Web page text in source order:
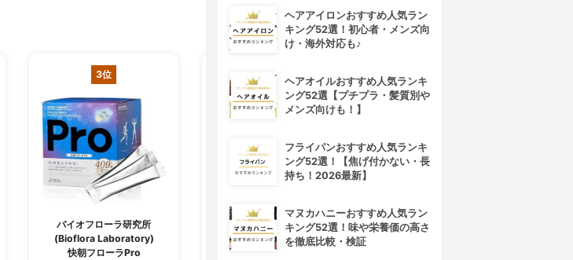
3位
バイオフローラ研究所
(Bioflora Laboratory)
快朝フローラPro
4位
DHC(ディーエイチシー)
1兆個の乳酸菌ゼリー
ヘアアイロンおすすめ人気ラン
キング52選！初心者・メンズ向
け・海外対応も♪
ヘアオイルおすすめ人気ランキ
ング52選【プチプラ・髪質別や
メンズ向けも！】
フライパンおすすめ人気ランキ
ング52選！【焦げ付かない・長
持ち！2026最新】
マヌカハニーおすすめ人気ラン
キング52選！味や栄養価の高さ
を徹底比較・検証